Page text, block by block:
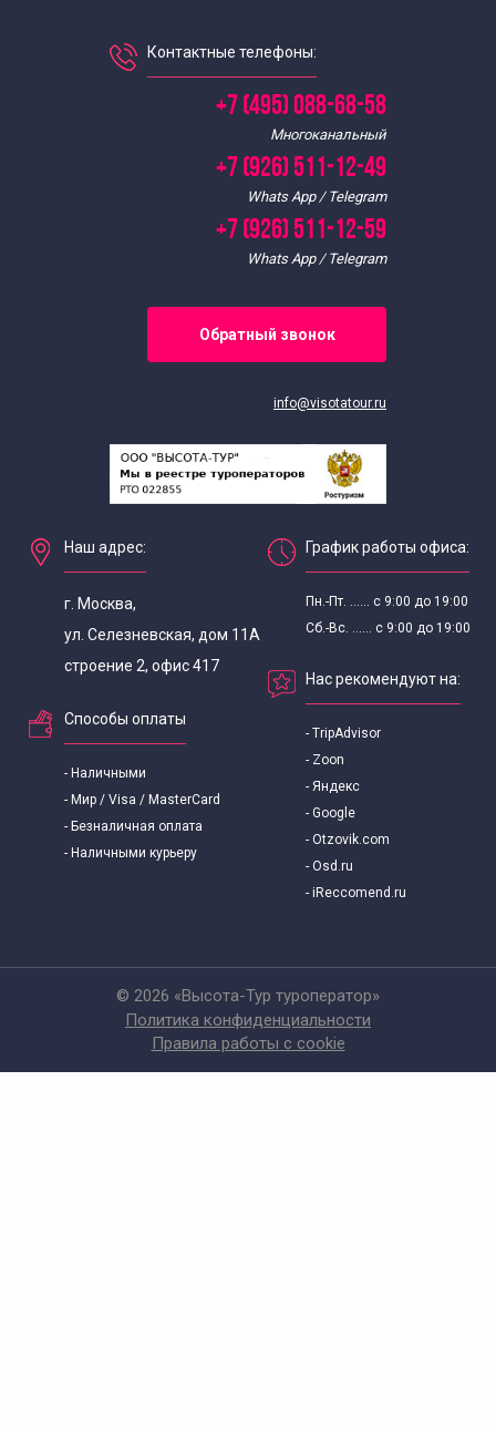
Контактные телефоны:
+7 (495) 088-68-58
Многоканальный
+7 (926) 511-12-49
Whats App / Telegram
+7 (926) 511-12-59
Whats App / Telegram
Обратный звонок
info@visotatour.ru
Наш адрес:
г. Москва,
ул. Селезневская, дом 11А
строение 2, офис 417
Способы оплаты
- Наличными
- Мир / Visa / MasterCard
- Безналичная оплата
- Наличными курьеру
График работы офиса:
Пн.-Пт. ...... с 9:00 до 19:00
Сб.-Вс. ...... с 9:00 до 19:00
Нас рекомендуют на:
- TripAdvisor
- Zoon
- Яндекс
- Google
- Otzovik.com
- Osd.ru
- iReccomend.ru
© 2026 «Высота-Тур туроператор»
Политика конфиденциальности
Правила работы с cookie